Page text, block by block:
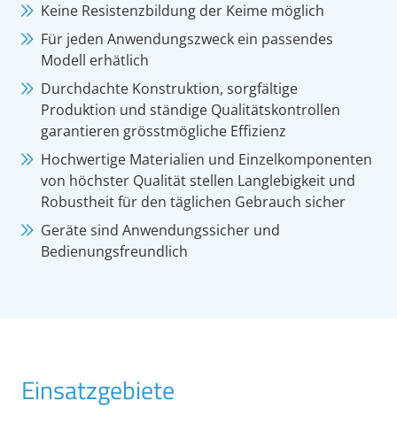
Keine Resistenzbildung der Keime möglich
Für jeden Anwendungszweck ein passendes
Modell erhätlich
Durchdachte Konstruktion, sorgfältige
Produktion und ständige Qualitätskontrollen
garantieren grösstmögliche Effizienz
Hochwertige Materialien und Einzelkomponenten
von höchster Qualität stellen Langlebigkeit und
Robustheit für den täglichen Gebrauch sicher
Geräte sind Anwendungssicher und
Bedienungsfreundlich
Einsatzgebiete